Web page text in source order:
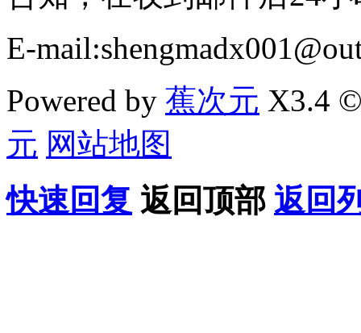
E-
Powered by 蕉次元 X3.4
元 网站地图
快速回复 返回顶部 返回